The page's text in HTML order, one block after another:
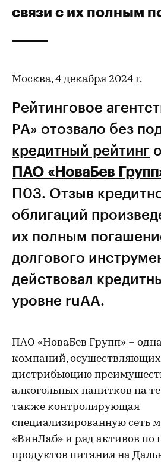
связи с их полным
Москва, 4 декабря 2024 г.
Рейтинговое
РА» отозвало без
кредитный рейтинг
ПАО «НоваБев
П03. Отзыв
облигаций
их полным
долгового
действовал
уровне ruАА.
ПАО «НоваБев Групп» –
компаний, осуществляющих
дистрибьюцию
алкогольных напитков на
также контролирующая
специализированную сеть
«ВинЛаб» и ряд активов по
продуктов питания на